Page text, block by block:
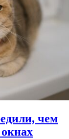
чем
окнах